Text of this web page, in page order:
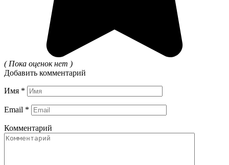
( Пока оценок нет )
Добавить комментарий
Имя *
Email *
Комментарий